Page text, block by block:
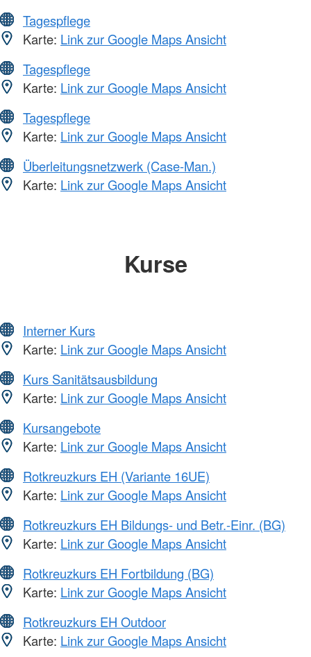
Tagespflege
Karte: Link zur Google Maps Ansicht
Tagespflege
Karte: Link zur Google Maps Ansicht
Tagespflege
Karte: Link zur Google Maps Ansicht
Überleitungsnetzwerk (Case-Man.)
Karte: Link zur Google Maps Ansicht
Kurse
Interner Kurs
Karte: Link zur Google Maps Ansicht
Kurs Sanitätsausbildung
Karte: Link zur Google Maps Ansicht
Kursangebote
Karte: Link zur Google Maps Ansicht
Rotkreuzkurs EH (Variante 16UE)
Karte: Link zur Google Maps Ansicht
Rotkreuzkurs EH Bildungs- und Betr.-Einr. (BG)
Karte: Link zur Google Maps Ansicht
Rotkreuzkurs EH Fortbildung (BG)
Karte: Link zur Google Maps Ansicht
Rotkreuzkurs EH Outdoor
Karte: Link zur Google Maps Ansicht